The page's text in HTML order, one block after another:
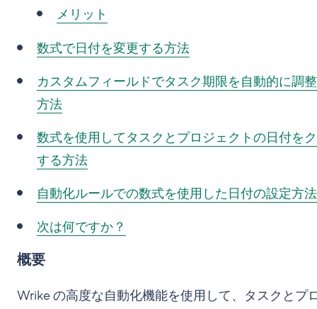
メリット
数式で日付を変更する方法
カスタムフィールドでタスク期限を自動的に調
方法
数式を使用してタスクとプロジェクトの日付を
する方法
自動化ルールでの数式を使用した日付の設定方法
次は何ですか？
概要
Wrike の高度な自動化機能を使用して、タスクとプ